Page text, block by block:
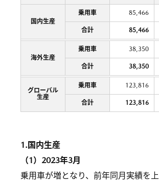
国内生産
乗用車 85,466
合計 85,466
海外生産
乗用車 38,350
合計 38,350
グローバル
生産
乗用車 123,816
合計 123,816
1.国内生産
（1）2023年3月
乗用車が増となり、前年同月実績を